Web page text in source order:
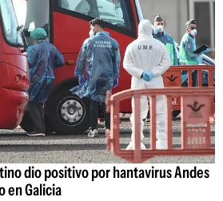
dio positivo por hantavirus Andes
en Galicia